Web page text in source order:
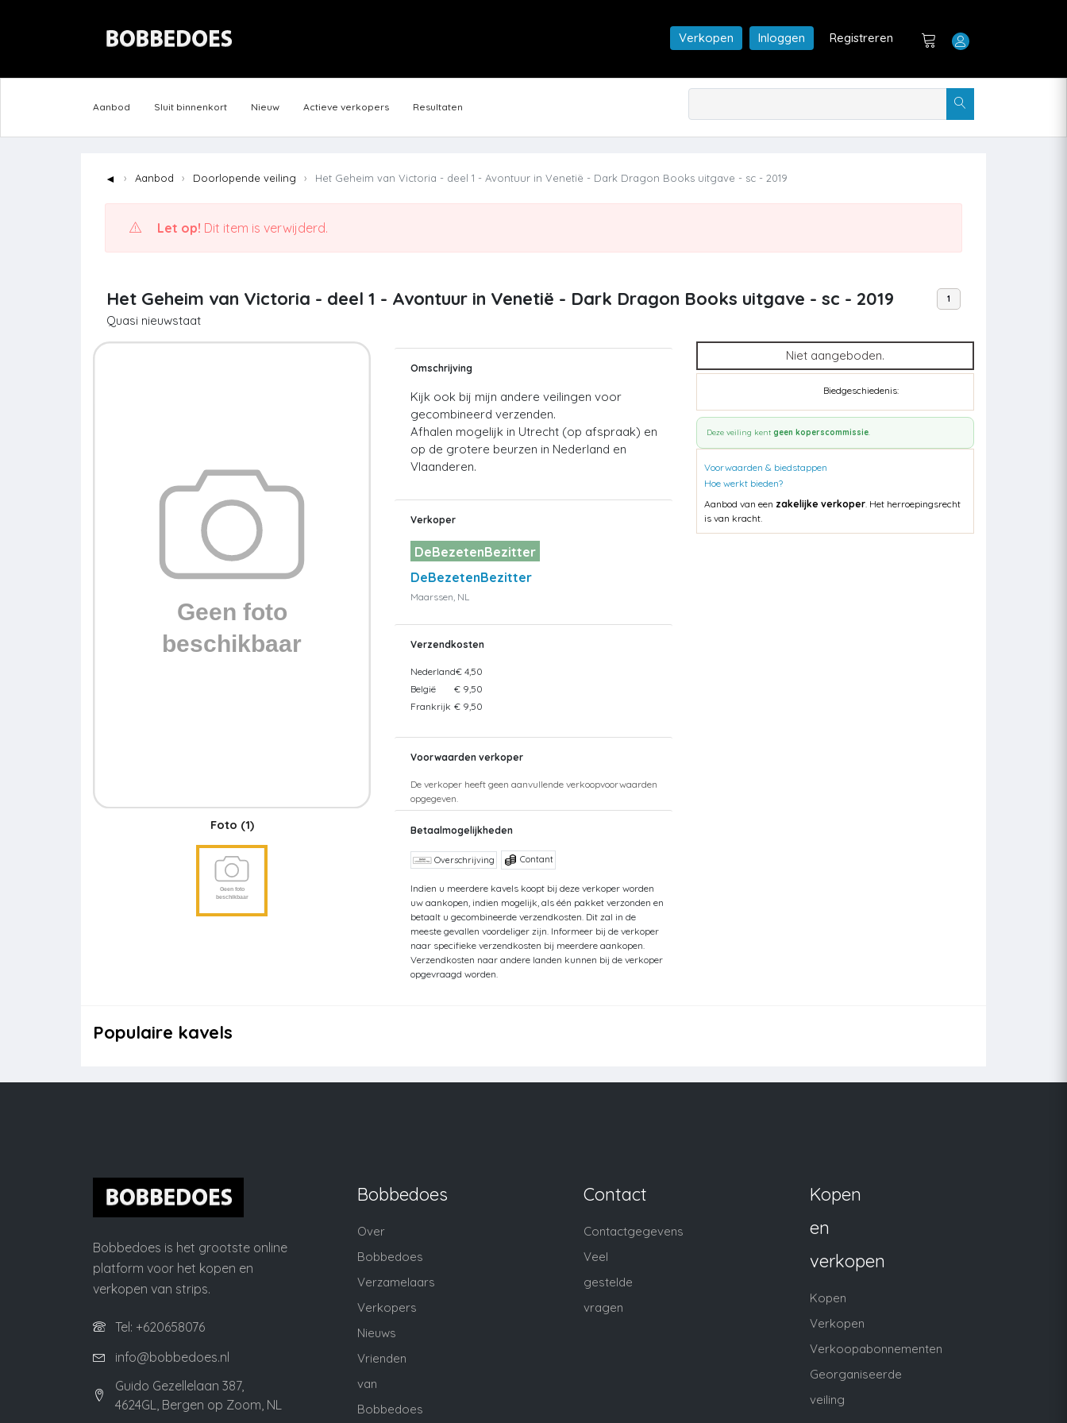
Verkopen Inloggen Registreren
Aanbod Sluit binnenkort Nieuw Actieve verkopers Resultaten
◄ Aanbod Doorlopende veiling Het Geheim van Victoria - deel 1 - Avontuur in Venetië - Dark Dragon Books uitgave - sc - 2019
Let op! Dit item is verwijderd.
Het Geheim van Victoria - deel 1 - Avontuur in Venetië - Dark Dragon Books uitgave - sc - 2019
Quasi nieuwstaat
1
Foto (1)
Omschrijving
Kijk ook bij mijn andere veilingen voor
gecombineerd verzenden.
Afhalen mogelijk in Utrecht (op afspraak) en
op de grotere beurzen in Nederland en
Vlaanderen.
Verkoper
DeBezetenBezitter
DeBezetenBezitter
Maarssen, NL
Verzendkosten
Nederland€ 4,50
België
€ 9,50
Frankrijk € 9,50
Voorwaarden verkoper
De verkoper heeft geen aanvullende verkoopvoorwaarden
opgegeven.
Betaalmogelijkheden
Overschrijving Contant
Indien u meerdere kavels koopt bij deze verkoper worden
uw aankopen, indien mogelijk, als één pakket verzonden en
betaalt u gecombineerde verzendkosten. Dit zal in de
meeste gevallen voordeliger zijn. Informeer bij de verkoper
naar specifieke verzendkosten bij meerdere aankopen.
Verzendkosten naar andere landen kunnen bij de verkoper
opgevraagd worden.
Niet aangeboden.
Biedgeschiedenis:
Deze veiling kent geen koperscommissie.
Voorwaarden & biedstappen
Hoe werkt bieden?
Aanbod van een zakelijke verkoper. Het herroepingsrecht
is van kracht.
Populaire kavels
Bobbedoes is het grootste online
platform voor het kopen en
verkopen van strips.
Tel: +620658076
info@bobbedoes.nl
Guido Gezellelaan 387,
4624GL, Bergen op Zoom, NL
Bobbedoes
Over
Bobbedoes
Verzamelaars
Verkopers
Nieuws
Vrienden
van
Bobbedoes
Contact
Contactgegevens
Veel
gestelde
vragen
Kopen
en
verkopen
Kopen
Verkopen
Verkoopabonnementen
Georganiseerde
veiling